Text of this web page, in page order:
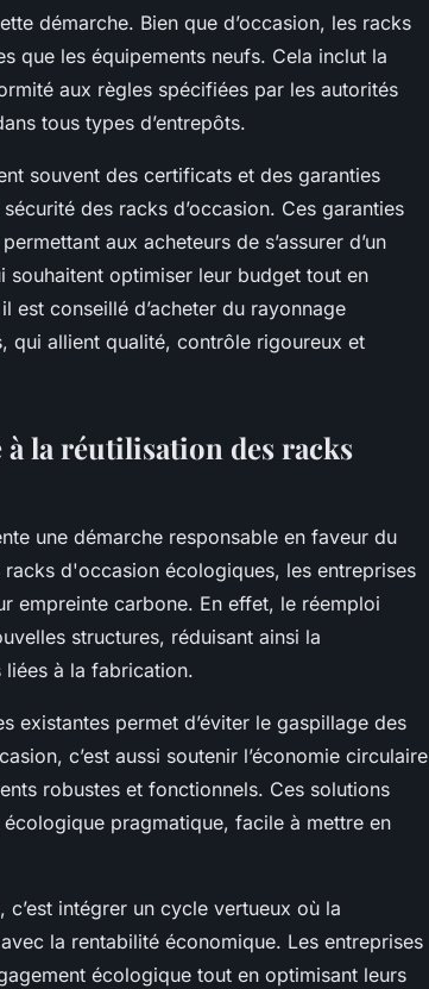
démarche. Bien que d’occasion, les racks
que les équipements neufs. Cela inclut la
aux règles spécifiées par les autorités
tous types d’entrepôts.
souvent des certificats et des garanties
des racks d’occasion. Ces garanties
aux acheteurs de s’assurer d’un
souhaitent optimiser leur budget tout en
est conseillé d’acheter du rayonnage
qui allient qualité, contrôle rigoureux et
à la réutilisation des racks
une démarche responsable en faveur du
d'occasion écologiques, les entreprises
empreinte carbone. En effet, le réemploi
structures, réduisant ainsi la
liées à la fabrication.
existantes permet d’éviter le gaspillage des
c’est aussi soutenir l’économie circulaire
robustes et fonctionnels. Ces solutions
pragmatique, facile à mettre en
c’est intégrer un cycle vertueux où la
la rentabilité économique. Les entreprises
écologique tout en optimisant leurs